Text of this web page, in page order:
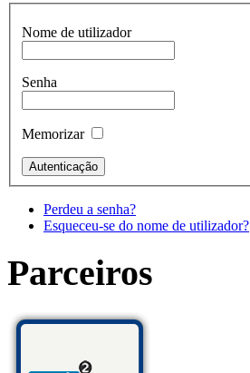
Nome de utilizador
Senha
Memorizar
Perdeu a senha?
Esqueceu-se do nome de utilizador?
Parceiros